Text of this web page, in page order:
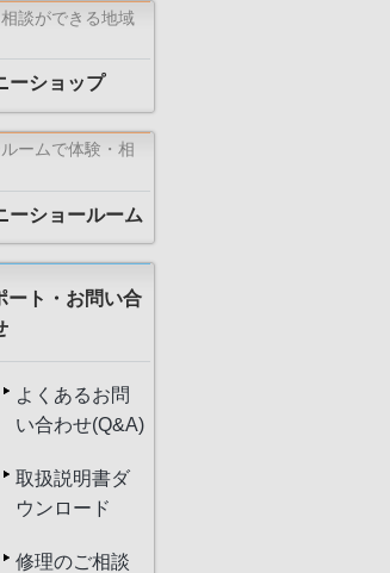
談ができる地域
ーショップ
ームで体験・相
ーショールーム
ート・お問い合
よくあるお問
い合わせ(Q&A)
取扱説明書ダ
ウンロード
修理のご相談